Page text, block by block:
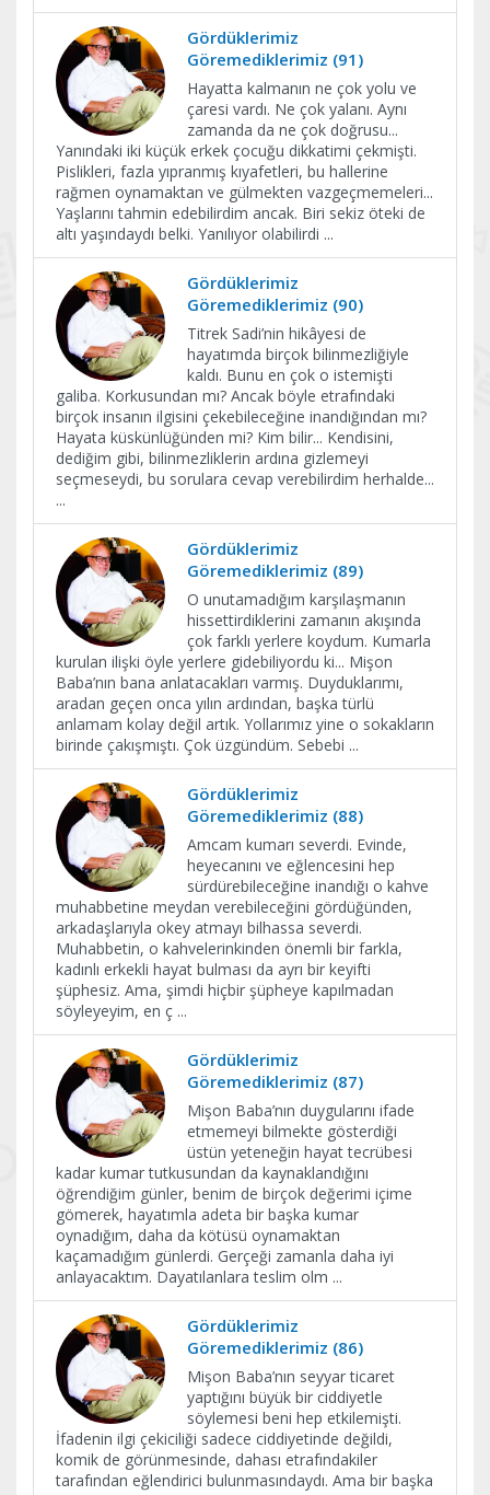
Gördüklerimiz
Göremediklerimiz (91)
Hayatta kalmanın ne çok yolu ve
çaresi vardı. Ne çok yalanı. Aynı
zamanda da ne çok doğrusu...
Yanındaki iki küçük erkek çocuğu dikkatimi çekmişti.
Pislikleri, fazla yıpranmış kıyafetleri, bu hallerine
rağmen oynamaktan ve gülmekten vazgeçmemeleri...
Yaşlarını tahmin edebilirdim ancak. Biri sekiz öteki de
altı yaşındaydı belki. Yanılıyor olabilirdi ...
Gördüklerimiz
Göremediklerimiz (90)
Titrek Sadi’nin hikâyesi de
hayatımda birçok bilinmezliğiyle
kaldı. Bunu en çok o istemişti
galiba. Korkusundan mı? Ancak böyle etrafındaki
birçok insanın ilgisini çekebileceğine inandığından mı?
Hayata küskünlüğünden mi? Kim bilir... Kendisini,
dediğim gibi, bilinmezliklerin ardına gizlemeyi
seçmeseydi, bu sorulara cevap verebilirdim herhalde...
...
Gördüklerimiz
Göremediklerimiz (89)
O unutamadığım karşılaşmanın
hissettirdiklerini zamanın akışında
çok farklı yerlere koydum. Kumarla
kurulan ilişki öyle yerlere gidebiliyordu ki... Mişon
Baba’nın bana anlatacakları varmış. Duyduklarımı,
aradan geçen onca yılın ardından, başka türlü
anlamam kolay değil artık. Yollarımız yine o sokakların
birinde çakışmıştı. Çok üzgündüm. Sebebi ...
Gördüklerimiz
Göremediklerimiz (88)
Amcam kumarı severdi. Evinde,
heyecanını ve eğlencesini hep
sürdürebileceğine inandığı o kahve
muhabbetine meydan verebileceğini gördüğünden,
arkadaşlarıyla okey atmayı bilhassa severdi.
Muhabbetin, o kahvelerinkinden önemli bir farkla,
kadınlı erkekli hayat bulması da ayrı bir keyifti
şüphesiz. Ama, şimdi hiçbir şüpheye kapılmadan
söyleyeyim, en ç ...
Gördüklerimiz
Göremediklerimiz (87)
Mişon Baba’nın duygularını ifade
etmemeyi bilmekte gösterdiği
üstün yeteneğin hayat tecrübesi
kadar kumar tutkusundan da kaynaklandığını
öğrendiğim günler, benim de birçok değerimi içime
gömerek, hayatımla adeta bir başka kumar
oynadığım, daha da kötüsü oynamaktan
kaçamadığım günlerdi. Gerçeği zamanla daha iyi
anlayacaktım. Dayatılanlara teslim olm ...
Gördüklerimiz
Göremediklerimiz (86)
Mişon Baba’nın seyyar ticaret
yaptığını büyük bir ciddiyetle
söylemesi beni hep etkilemişti.
İfadenin ilgi çekiciliği sadece ciddiyetinde değildi,
komik de görünmesinde, dahası etrafındakiler
tarafından eğlendirici bulunmasındaydı. Ama bir başka